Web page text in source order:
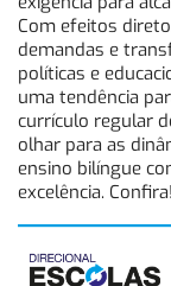
Com efeitos
demandas e
políticas e
uma tendência
currículo regular
olhar para as
ensino bilíngue
excelência. Confira!